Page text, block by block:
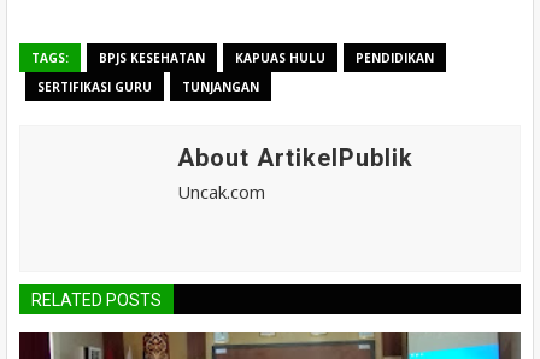
TAGS: BPJS KESEHATAN KAPUAS HULU
PENDIDIKAN
SERTIFIKASI GURU
TUNJANGAN
About ArtikelPublik
Uncak.com
RELATED POSTS